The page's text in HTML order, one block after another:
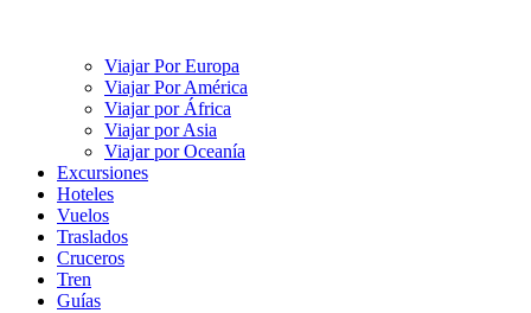
Viajar Por Europa
Viajar Por América
Viajar por África
Viajar por Asia
Viajar por Oceanía
Excursiones
Hoteles
Vuelos
Traslados
Cruceros
Tren
Guías